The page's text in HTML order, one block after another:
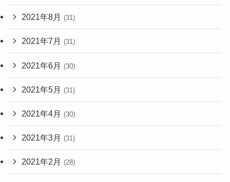
2021年8月 (31)
2021年7月 (31)
2021年6月 (30)
2021年5月 (31)
2021年4月 (30)
2021年3月 (31)
2021年2月 (28)